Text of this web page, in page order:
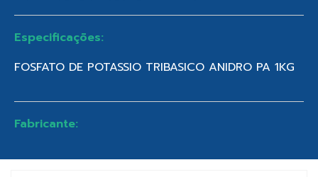
Especificações:
FOSFATO DE POTASSIO TRIBASICO ANIDRO PA 1KG
Fabricante: